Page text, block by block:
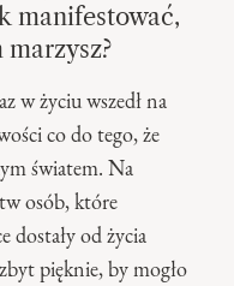
manifestować,
w życiu wszedł na
co do tego, że
światem. Na
osób, które
dostały od życia
pięknie, by mogło